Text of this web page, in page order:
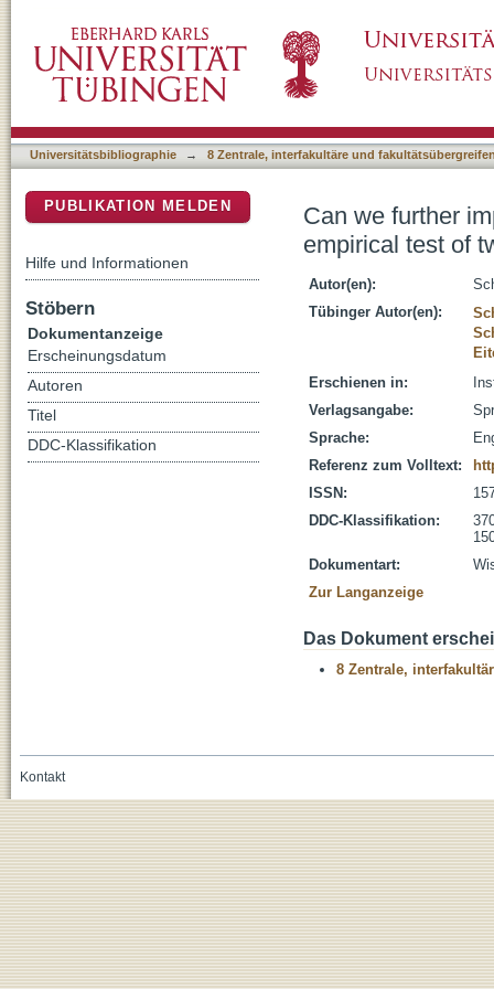
of support
Universitätsbibliographie → 8 Zentrale, interfakultäre und
Can we further
empirical test of
Autor(en):
Tübinger Autor(en):
Erschienen in:
Verlagsangabe:
Sprache:
Referenz zum Volltext:
ISSN:
DDC-Klassifikation:
Dokumentart:
Zur Langanzeige
Das Dokument
8 Zentrale,
PUBLIKATION MELDEN
Hilfe und Informationen
Stöbern
Dokumentanzeige
Erscheinungsdatum
Autoren
Titel
DDC-Klassifikation
Kontakt